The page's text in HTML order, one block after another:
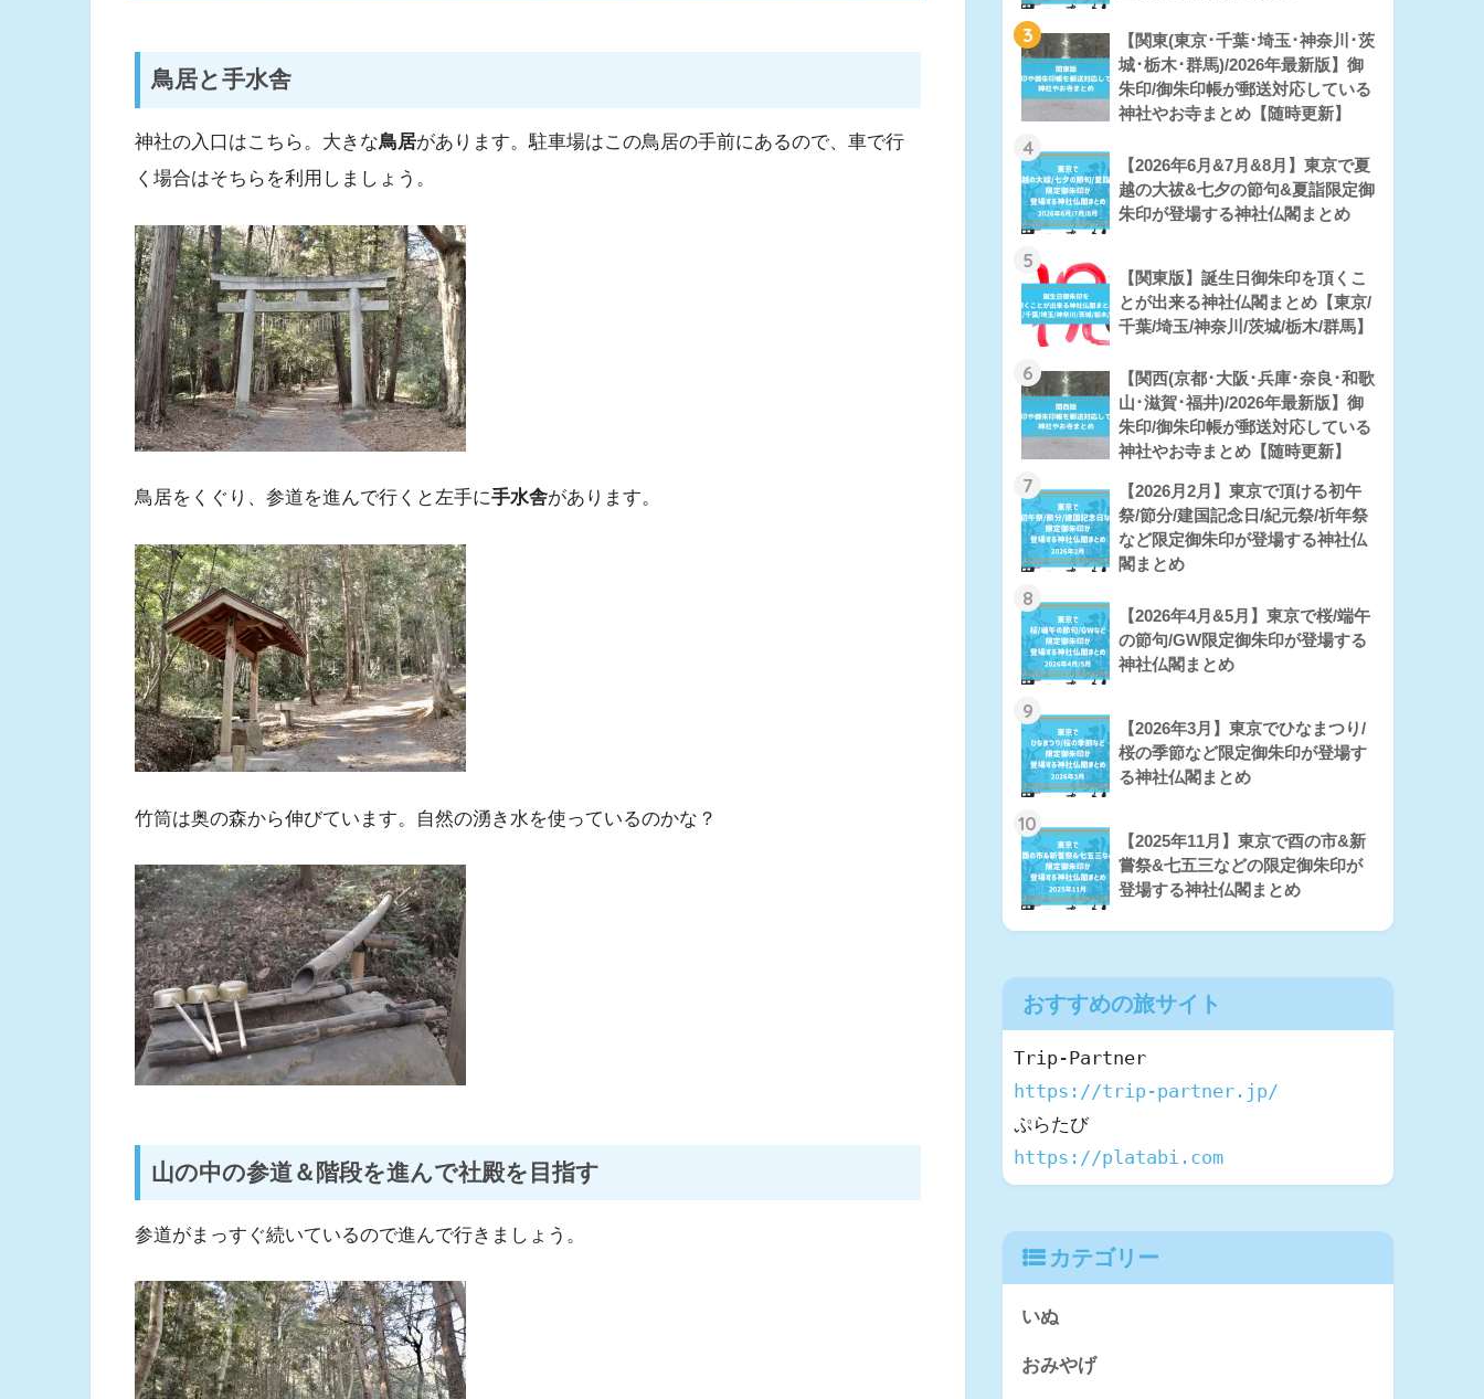
鳥居と手水舎
神社の入口はこちら。大きな鳥居があります。駐車場はこの鳥居の手前にあるので、車で行
く場合はそちらを利用しましょう。
鳥居をくぐり、参道を進んで行くと左手に手水舎があります。
竹筒は奥の森から伸びています。自然の湧き水を使っているのかな？
山の中の参道＆階段を進んで社殿を目指す
参道がまっすぐ続いているので進んで行きましょう。
3
【関東(東京･千葉･埼玉･神奈川･茨
城･栃木･群馬)/2026年最新版】御
朱印/御朱印帳が郵送対応している
神社やお寺まとめ【随時更新】
4
【2026年6月&7月&8月】東京で夏
越の大祓&七夕の節句&夏詣限定御
朱印が登場する神社仏閣まとめ
5
【関東版】誕生日御朱印を頂くこ
とが出来る神社仏閣まとめ【東京/
千葉/埼玉/神奈川/茨城/栃木/群馬】
6
【関西(京都･大阪･兵庫･奈良･和歌
山･滋賀･福井)/2026年最新版】御
朱印/御朱印帳が郵送対応している
神社やお寺まとめ【随時更新】
7
【2026月2月】東京で頂ける初午
祭/節分/建国記念日/紀元祭/祈年祭
など限定御朱印が登場する神社仏
閣まとめ
8
【2026年4月&5月】東京で桜/端午
の節句/GW限定御朱印が登場する
神社仏閣まとめ
9
【2026年3月】東京でひなまつり/
桜の季節など限定御朱印が登場す
る神社仏閣まとめ
10
【2025年11月】東京で酉の市&新
嘗祭&七五三などの限定御朱印が
登場する神社仏閣まとめ
おすすめの旅サイト
https://trip-partner.jp/
https://platabi.com
カテゴリー
いぬ
おみやげ